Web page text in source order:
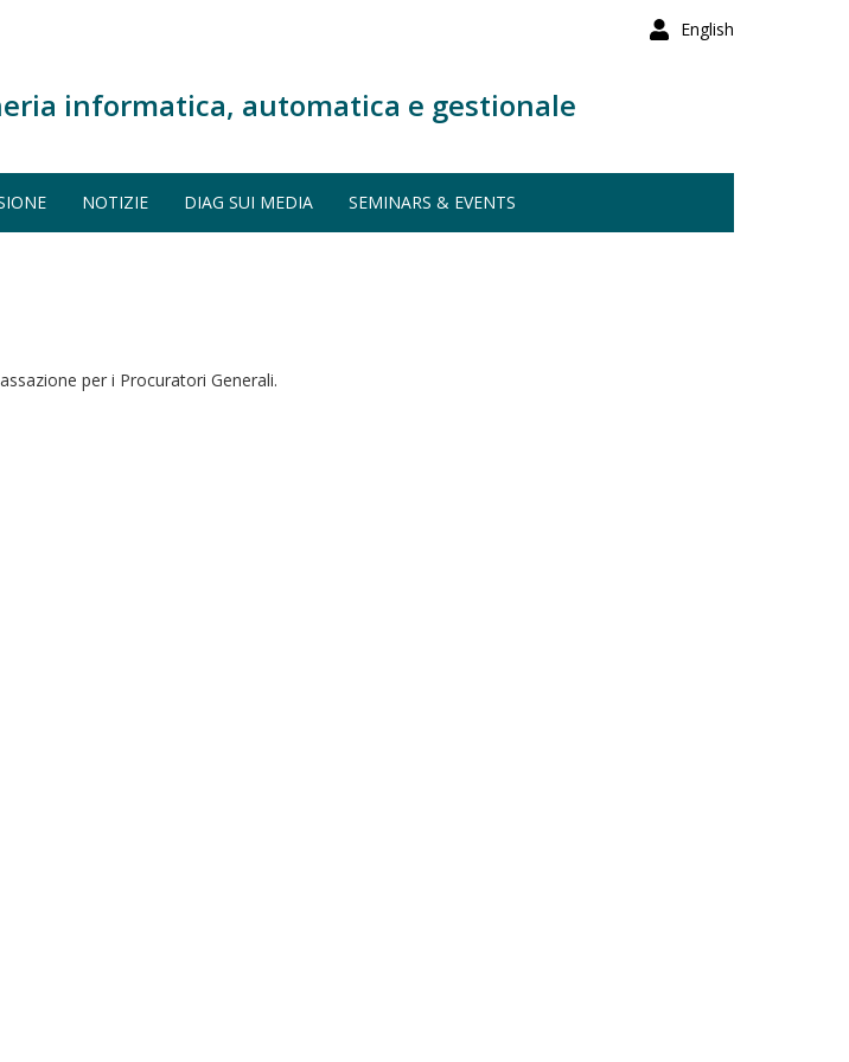
English
informatica, automatica e gestionale
NOTIZIE DIAG SUI MEDIA SEMINARS & EVENTS
per i Procuratori Generali.